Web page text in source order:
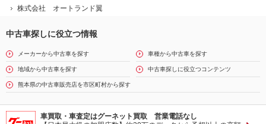
株式会社 オートランド翼
中古車探しに役立つ情報
メーカーから中古車を探す 車種から中古車を探す
地域から中古車を探す 中古車探しに役立つコンテンツ
熊本県の中古車販売店を市区町村から探す
車買取・車査定はグーネット買取 営業電話なし